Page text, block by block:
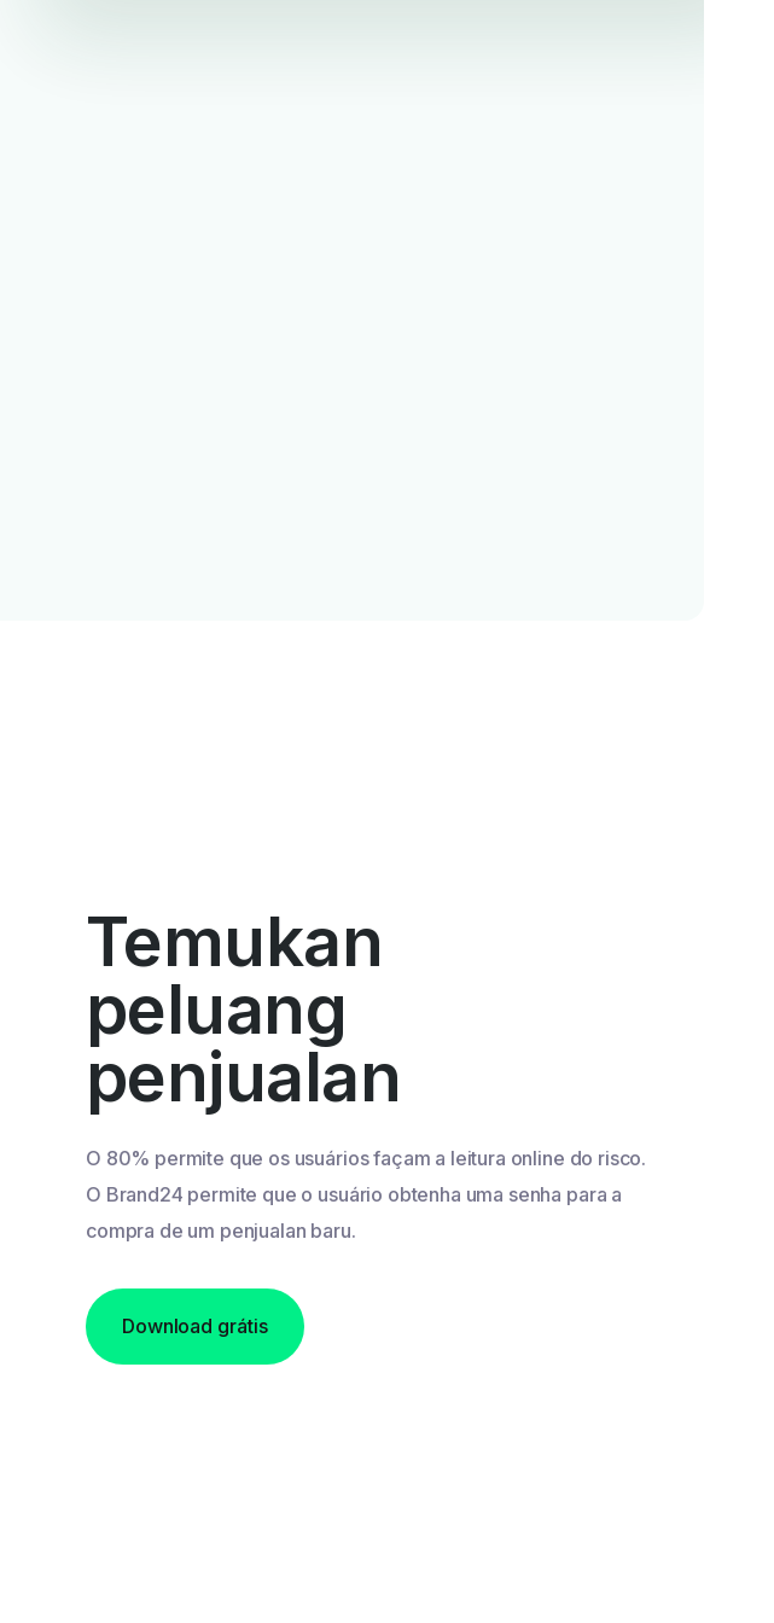
Temukan
peluang
penjualan
O 80% permite que os usuários façam a leitura online do risco.
O Brand24 permite que o usuário obtenha uma senha para a
compra de um penjualan baru.
Download grátis